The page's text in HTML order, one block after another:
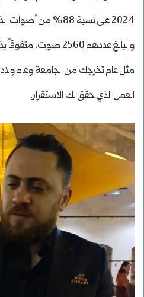
2024 على نسبة 88% من
والبالغ عددهم 2560
مثل عام تخرجك من الجامعة وعام
العمل الذي حقق لك الاستقرار.